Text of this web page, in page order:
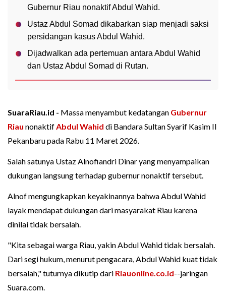
Gubernur Riau nonaktif Abdul Wahid.
Ustaz Abdul Somad dikabarkan siap menjadi saksi
persidangan kasus Abdul Wahid.
Dijadwalkan ada pertemuan antara Abdul Wahid
dan Ustaz Abdul Somad di Rutan.
SuaraRiau.id - Massa menyambut kedatangan Gubernur
Riau nonaktifAbdul Wahid di Bandara Sultan Syarif Kasim II
Pekanbaru pada Rabu 11 Maret 2026.
Salah satunya Ustaz Alnofiandri Dinar yang menyampaikan
dukungan langsung terhadap gubernur nonaktif tersebut.
Alnof mengungkapkan keyakinannya bahwa Abdul Wahid
layak mendapat dukungan dari masyarakat Riau karena
dinilai tidak bersalah.
"Kita sebagai warga Riau, yakin Abdul Wahid tidak bersalah.
Dari segi hukum, menurut pengacara, Abdul Wahid kuat tidak
bersalah," tuturnya dikutip dari Riauonline.co.id--jaringan
Suara.com.